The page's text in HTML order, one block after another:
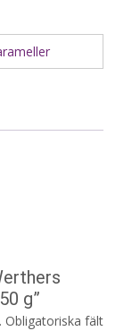
g”
Obligatoriska fält